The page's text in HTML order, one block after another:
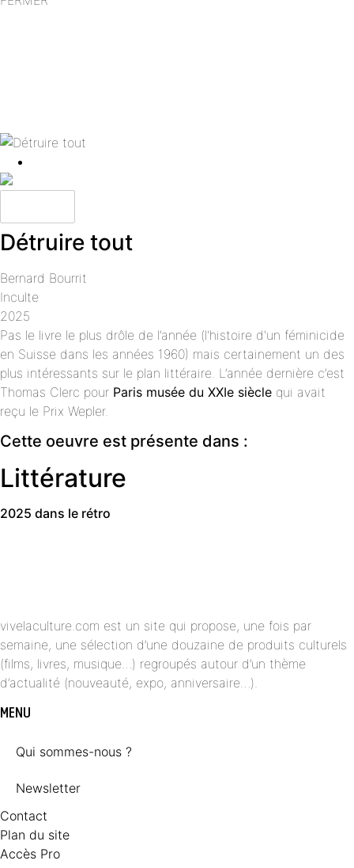
Détruire tout
Bernard Bourrit
Inculte
2025
Pas le livre le plus drôle de l’année (l'histoire d'un féminicide
en Suisse dans les années 1960) mais certainement un des
plus intéressants sur le plan littéraire. L’année dernière c’est
Thomas Clerc pour Paris musée du XXIe siècle qui avait
reçu le Prix Wepler.
Cette oeuvre est présente dans :
Littérature
2025 dans le rétro
vivelaculture.com est un site qui propose, une fois par
semaine, une sélection d’une douzaine de produits culturels
(films, livres, musique…) regroupés autour d’un thème
d’actualité (nouveauté, expo, anniversaire…).
MENU
Qui sommes-nous ?
Newsletter
Contact
Plan du site
Accès Pro